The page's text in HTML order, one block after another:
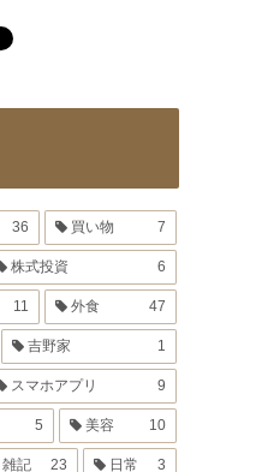
36 買い物 7
株式投資 6
11 外食 47
吉野家 1
スマホアプリ 9
5 美容 10
雑記 23 日常 3